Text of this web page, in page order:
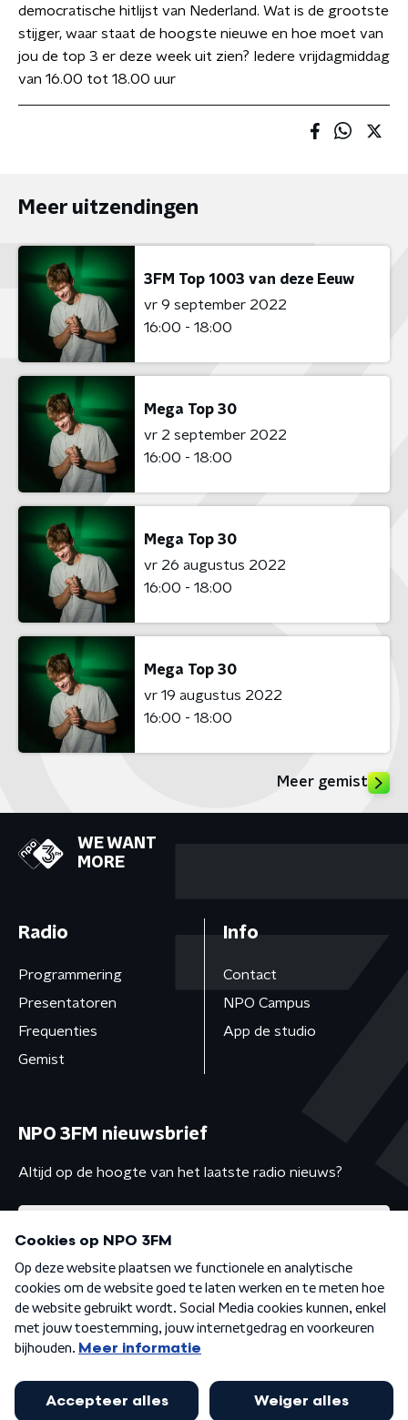
democratische hitlijst van Nederland. Wat is de grootste
stijger, waar staat de hoogste nieuwe en hoe moet van
jou de top 3 er deze week uit zien? Iedere vrijdagmiddag
van 16.00 tot 18.00 uur
Meer uitzendingen
3FM Top 1003 van deze Eeuw
vr 9 september 2022
16:00 - 18:00
Mega Top 30
vr 2 september 2022
16:00 - 18:00
Mega Top 30
vr 26 augustus 2022
16:00 - 18:00
Mega Top 30
vr 19 augustus 2022
16:00 - 18:00
Meer gemist
WE WANT
MORE
Radio
Programmering
Presentatoren
Frequenties
Gemist
Info
Contact
NPO Campus
App de studio
NPO 3FM nieuwsbrief
Altijd op de hoogte van het laatste radio nieuws?
Algemene voorwaarden Privacybeleid